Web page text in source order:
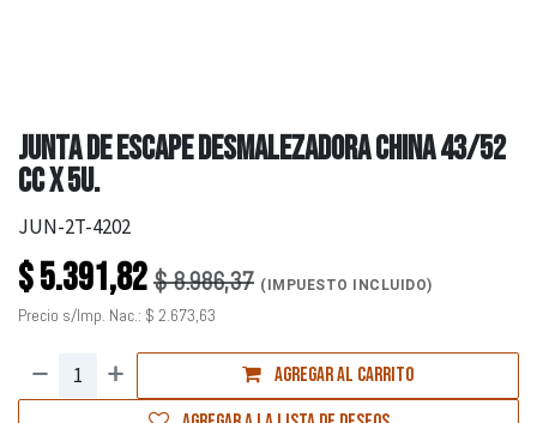
JUNTA DE ESCAPE DESMALEZADORA CHINA 43/52
CC X 5U.
JUN-2T-4202
$5.391,82$8.986,37 (IMPUESTO INCLUIDO)
Precio s/Imp. Nac.: $ 2.673,63
Agregar al carrito